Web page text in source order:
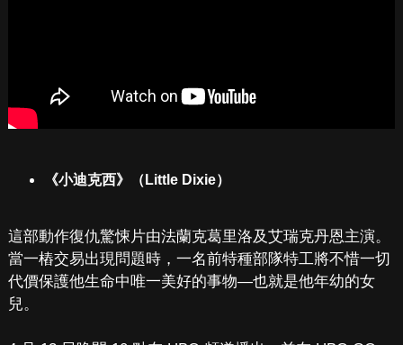
《小迪克西》（Little Dixie）
這部動作復仇驚悚片由法蘭克葛里洛及艾瑞克丹恩主演。
當一樁交易出現問題時，一名前特種部隊特工將不惜一切
代價保護他生命中唯一美好的事物—也就是他年幼的女
兒。